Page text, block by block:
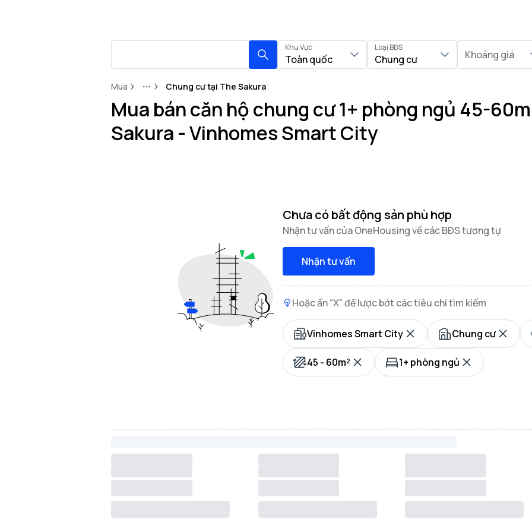
Khu Vực
Toàn quốc
Loại BĐS
Chung cư Khoảng giá
Mua MoreChung cư tại The Sakura
Mua bán căn hộ chung cư 1+ phòng ngủ 45-
Sakura - Vinhomes Smart City
Chưa có bất động sản phù hợp
Nhận tư vấn của OneHousing về các BĐS tương tự
Nhận tư vấn
Hoặc ấn “X” để lược bớt các tiêu chí tìm kiếm
Vinhomes Smart City Chung cư
45 - 60m² 1+ phòng ngủ